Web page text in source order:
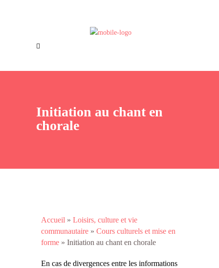
Offres d’emploi
Initiation au chant en
chorale
Accueil » Loisirs, culture et vie
communautaire » Cours culturels et mise en
forme » Initiation au chant en chorale
En cas de divergences entre les informations